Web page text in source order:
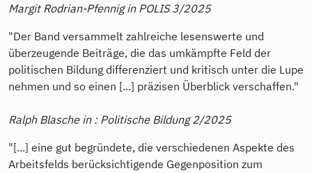
Margit Rodrian-Pfennig in POLIS 3/2025
"Der Band versammelt zahlreiche lesenswerte und
überzeugende Beiträge, die das umkämpfte Feld der
politischen Bildung differenziert und kritisch unter die Lupe
nehmen und so einen [...] präzisen Überblick verschaffen."
Ralph Blasche in : Politische Bildung 2/2025
"[...] eine gut begründete, die verschiedenen Aspekte des
Arbeitsfelds berücksichtigende Gegenposition zum